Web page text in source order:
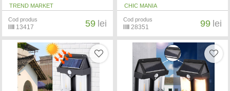
TREND MARKET
Cod produs
13417 59 lei
CHIC MANIA
Cod produs
28351 99 lei